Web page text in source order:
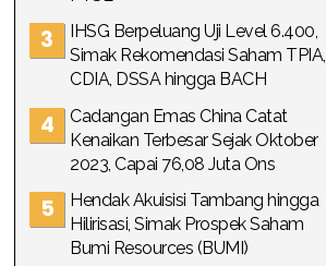
IHSG Berpeluang Uji Level 6.400,
Simak Rekomendasi Saham TPIA,
CDIA, DSSA hingga BACH
Cadangan Emas China Catat
Kenaikan Terbesar Sejak Oktober
2023, Capai 76,08 Juta Ons
Hendak Akuisisi Tambang hingga
Hilirisasi, Simak Prospek Saham
Bumi Resources (BUMI)